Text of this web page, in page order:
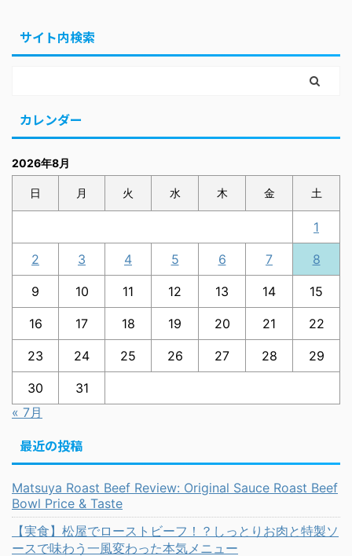
サイト内検索
カレンダー
2026年8月
日 月 火 水 木 金 土
1
2 3 4 5 6 7 8
9 10 11 12 13 14 15
16 17 18 19 20 21 22
23 24 25 26 27 28 29
30
31
« 7月
最近の投稿
Matsuya Roast Beef Review: Original Sauce Roast Beef
Bowl Price & Taste
【実食】松屋でローストビーフ！？しっとりお肉と特製ソ
ースで味わう一風変わった本気メニュー